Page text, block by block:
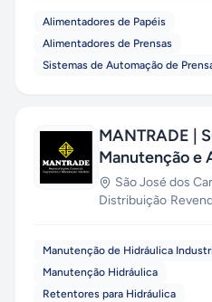
Alimentadores de Papéis
Alimentadores de Prensas
Sistemas de Automação de
MANTRADE |
Manutenção e
São José dos
Distribuição·
Manutenção de Hidráulica
Manutenção Hidráulica
Retentores para Hidráulica